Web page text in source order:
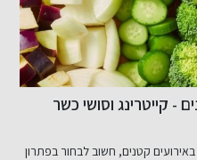
- קייטרינג וסושי כשר
קטנים, חשוב לבחור בפתרון